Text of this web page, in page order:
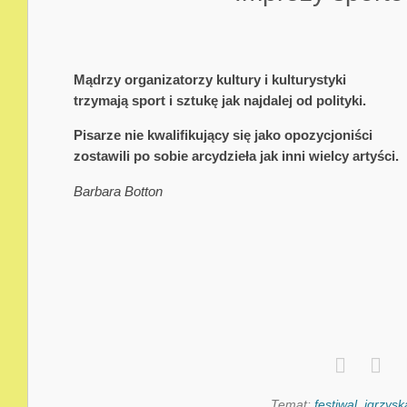
Mądrzy organizatorzy kultury i kulturystyki
trzymają sport i sztukę jak najdalej od polityki.
Pisarze nie kwalifikujący się jako opozycjoniści
zostawili po sobie arcydzieła jak inni wielcy artyści.
Barbara Botton